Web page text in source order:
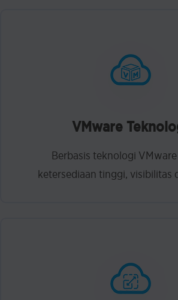
VMware
Berbasis teknologi
ketersediaan tinggi, visibilitas